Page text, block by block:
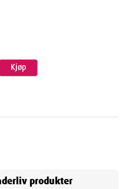
Kjøp
produkter